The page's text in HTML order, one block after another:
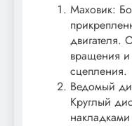
Маховик:
двигателя.
вращения
сцепления.
Ведомый
Круглый